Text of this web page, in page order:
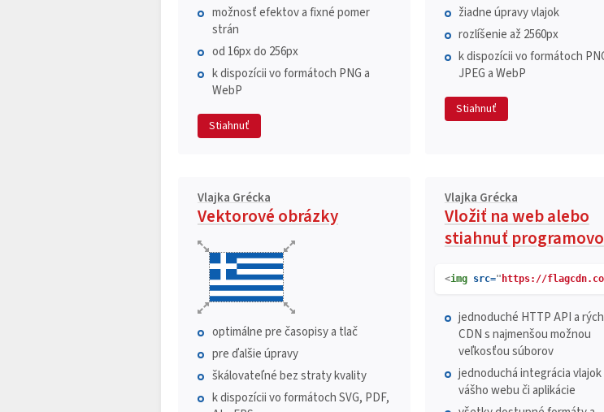
možnosť efektov a fixné pomer
strán
od 16px do 256px
k dispozícii vo formátoch PNG a
WebP
Stiahnuť
žiadne úpravy vlajok
rozlíšenie až 2560px
k dispozícii vo formátoch
JPEG a WebP
Stiahnuť
Vlajka Grécka
Vektorové obrázky
optimálne pre časopisy a tlač
pre ďalšie úpravy
škálovateľné bez straty kvality
k dispozícii vo formátoch SVG, PDF,
Vlajka Grécka
Vložiť na web alebo
stiahnuť programovo
<img src=" https://
jednoduché HTTP API a
CDN s najmenšou možnou
veľkosťou súborov
jednoduchá integrácia vlajok
vášho webu či aplikácie